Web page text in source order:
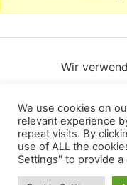
Wir
Datenschutz
All
We use cookies on
relevant experience
repeat visits. By
use of ALL the
Settings" to provide